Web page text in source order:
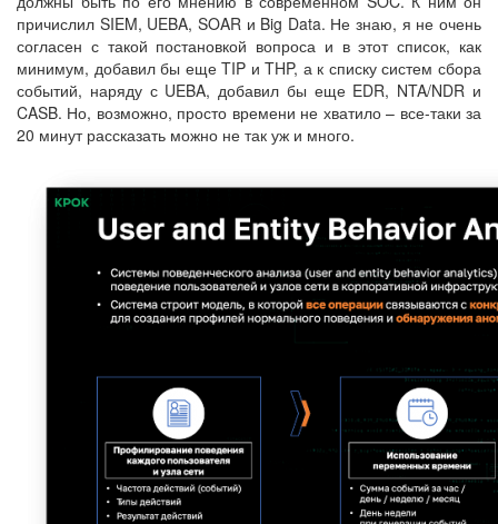
причислил SIEM, UEBA, SOAR и Big Data. Не знаю, я не очень
согласен с такой постановкой вопроса и в этот список, как
минимум, добавил бы еще TIP и THP, а к списку систем сбора
событий, наряду с UEBA, добавил бы еще EDR, NTA/NDR и
CASB. Но, возможно, просто времени не хватило – все-таки за
20 минут рассказать можно не так уж и много.